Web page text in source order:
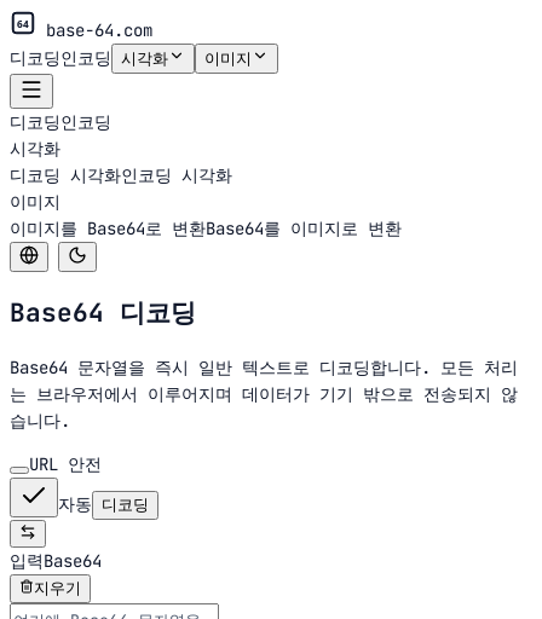
64
base-64.com
디코딩인코딩 시각화 이미지
디코딩인코딩
시각화
디코딩 시각화인코딩 시각화
이미지
이미지를 Base64로 변환Base64를 이미지로 변환
Base64 디코딩
Base64 문자열을 즉시 일반 텍스트로 디코딩합니다. 모든 처리
는 브라우저에서 이루어지며 데이터가 기기 밖으로 전송되지 않
습니다.
URL 안전
자동
디코딩
입력Base64
지우기